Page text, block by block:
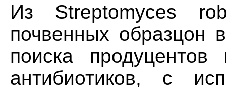
Из Streptomyces
почвенных образцон
поиска
антибиотиков, с